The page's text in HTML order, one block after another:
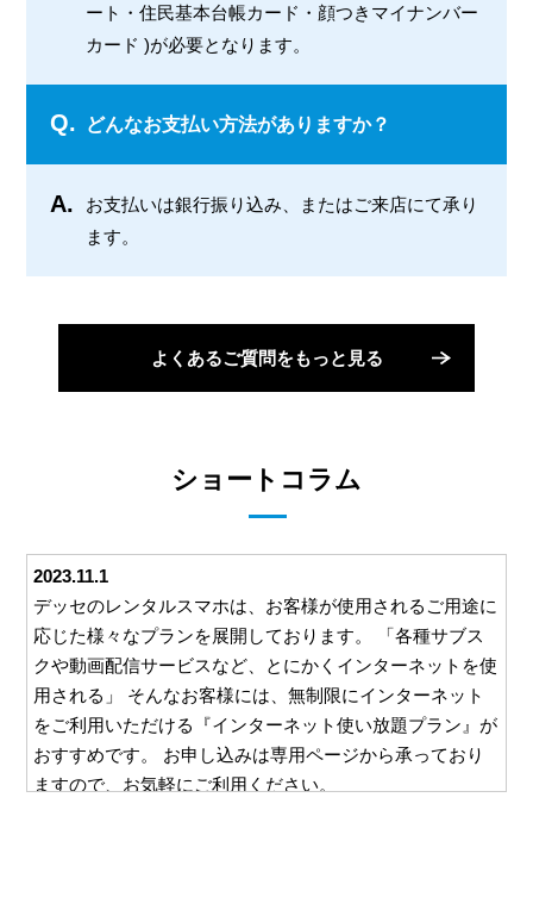
ート・住民基本台帳カード・顔つきマイナンバー
カード )が必要となります。
Q. どんなお支払い方法がありますか？
A.
お支払いは銀行振り込み、またはご来店にて承り
ます。
よくあるご質問をもっと見る
ショートコラム
2023.11.1
デッセのレンタルスマホは、お客様が使用されるご用途に
応じた様々なプランを展開しております。 「各種サブス
クや動画配信サービスなど、とにかくインターネットを使
用される」 そんなお客様には、無制限にインターネット
をご利用いただける『インターネット使い放題プラン』が
おすすめです。 お申し込みは専用ページから承っており
ますので、お気軽にご利用ください。